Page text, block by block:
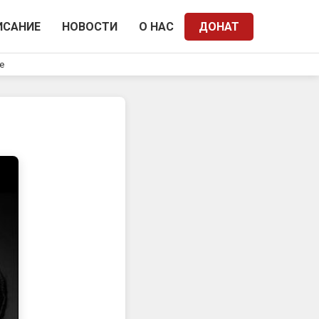
НОВОСТИ О НАС ДОНАТ